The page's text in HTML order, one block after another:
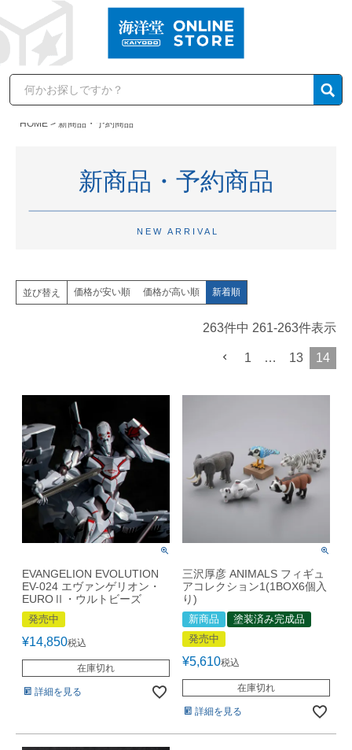
HOME 新商品・予約商品
新商品・予約商品
NEW ARRIVAL
並び替え 価格が安い順 価格が高い順 新着順
263件中 261-263件表示
1 … 13 14
EVANGELION EVOLUTION
EV-024 エヴァンゲリオン・
EUROⅡ・ウルトビーズ
発売中
¥14,850税込
在庫切れ
詳細を見る
三沢厚彦 ANIMALS フィギュ
アコレクション1(1BOX6個入
り)
新商品
塗装済み完成品
発売中
¥5,610税込
在庫切れ
詳細を見る